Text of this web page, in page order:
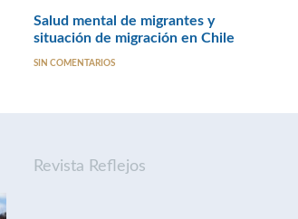
Salud mental de migrantes y
situación de migración en Chile
SIN COMENTARIOS
Revista Reflejos